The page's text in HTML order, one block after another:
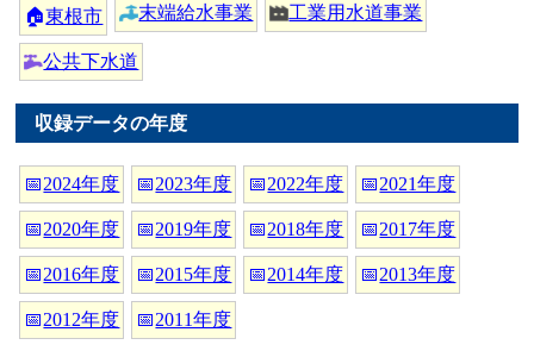
🏠東根市 末端給水事業 工業用水道事業
公共下水道
収録データの年度
📅2024年度 📅2023年度 📅2022年度 📅2021年度
📅2020年度 📅2019年度 📅2018年度 📅2017年度
📅2016年度 📅2015年度 📅2014年度 📅2013年度
📅2012年度 📅2011年度